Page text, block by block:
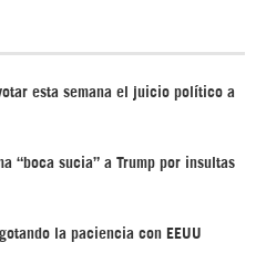
esta semana el juicio político a
“boca sucia” a Trump por insultas
la paciencia con EEUU